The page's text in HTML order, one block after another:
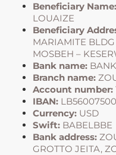
Beneficiary Name:
LOUAIZE
Beneficiary
MARIAMITE
MOSBEH –
Bank name:
Branch name:
Account number:
IBAN:
Currency: USD
Swift: BABELBBE
Bank address:
GROTTO JEITA,